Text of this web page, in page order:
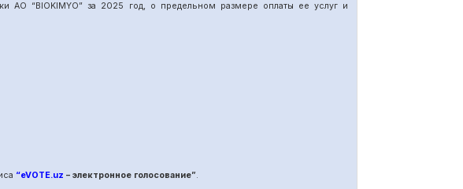
АО “BIOKIMYO” за 2025 год, о предельном размере оплаты ее услуг и
“eVOTE.uz – электронное голосование”.